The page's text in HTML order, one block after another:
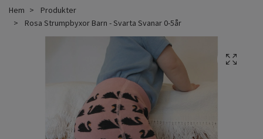
Hem
Produkter
Rosa Strumpbyxor Barn - Svarta Svanar 0-5år